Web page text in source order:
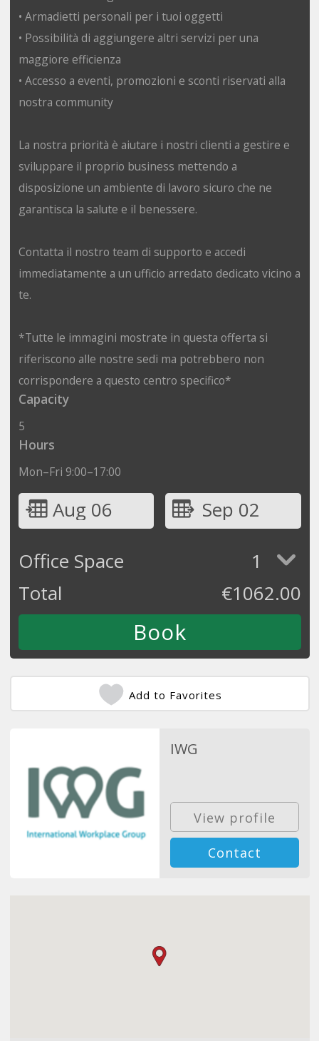
• Armadietti personali per i tuoi oggetti
• Possibilità di aggiungere altri servizi per una
maggiore efficienza
• Accesso a eventi, promozioni e sconti riservati alla
nostra community
La nostra priorità è aiutare i nostri clienti a gestire e
sviluppare il proprio business mettendo a
disposizione un ambiente di lavoro sicuro che ne
garantisca la salute e il benessere.
Contatta il nostro team di supporto e accedi
immediatamente a un ufficio arredato dedicato vicino a
te.
*Tutte le immagini mostrate in questa offerta si
riferiscono alle nostre sedi ma potrebbero non
corrispondere a questo centro specifico*
Capacity
5
Hours
Mon–Fri 9:00–17:00
Aug 06
Sep 02
Office Space
1
Total
€1062.00
Add to Favorites
IWG
View profile
Contact